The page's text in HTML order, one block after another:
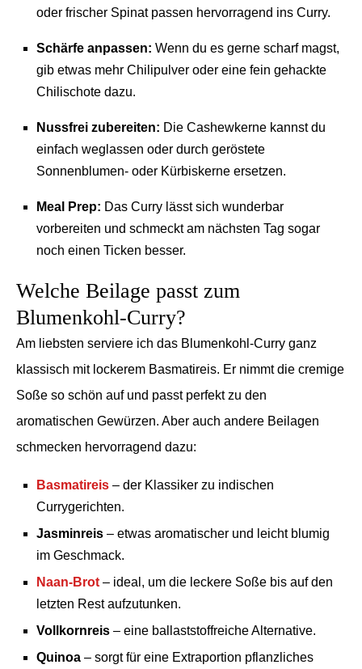
oder frischer Spinat passen hervorragend ins Curry.
Schärfe anpassen: Wenn du es gerne scharf magst,
gib etwas mehr Chilipulver oder eine fein gehackte
Chilischote dazu.
Nussfrei zubereiten: Die Cashewkerne kannst du
einfach weglassen oder durch geröstete
Sonnenblumen- oder Kürbiskerne ersetzen.
Meal Prep: Das Curry lässt sich wunderbar
vorbereiten und schmeckt am nächsten Tag sogar
noch einen Ticken besser.
Welche Beilage passt zum
Blumenkohl-Curry?
Am liebsten serviere ich das Blumenkohl-Curry ganz
klassisch mit lockerem Basmatireis. Er nimmt die cremige
Soße so schön auf und passt perfekt zu den
aromatischen Gewürzen. Aber auch andere Beilagen
schmecken hervorragend dazu:
Basmatireis – der Klassiker zu indischen
Currygerichten.
Jasminreis – etwas aromatischer und leicht blumig
im Geschmack.
Naan-Brot – ideal, um die leckere Soße bis auf den
letzten Rest aufzutunken.
Vollkornreis – eine ballaststoffreiche Alternative.
Quinoa – sorgt für eine Extraportion pflanzliches